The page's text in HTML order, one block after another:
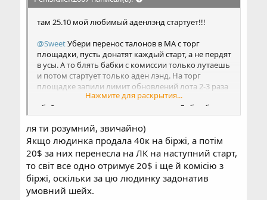
там 25.10 мой любимый аденлэнд стартует!!!
@SweetУбери перенос талонов в МА с торг
площадки, пусть донатят каждый старт, а не пердят
в усы. А то блять бабки с комиссии только лутаешь
и потом стартует только аден лэнд. На торг
площадке запили лимит обновлений лота 2-3 раза
в день или каждые 4 часа. Тогда не будет такого
ебейшего демпинга и падения курса. Либо ебани
лимит цены на каждую из стадий, чтобы меньше X
$ за 1к хуй могли выставить.
Оно понятно, что тебе проект бабки не приносит -
можно на него хер положить, потому что
приходится перед стартом работать, а потом ещё
свиномордым на карты переводить. Упрощай себе
жизнь) и трейды верни хоть какие-нибудь)
Нажмите для раскрытия...
ля ти розумний, звичайно)
Якщо людинка продала 40к на біржі, а потім
20$ за них перенесла на ЛК на наступний старт,
то світ все одно отримує 20$ і ще й комісію з
біржі, оскільки за цю людинку задонатив
умовний шейх.